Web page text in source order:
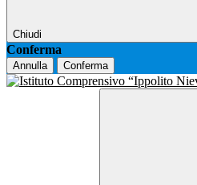
Chiudi
Conferma
Annulla Conferma